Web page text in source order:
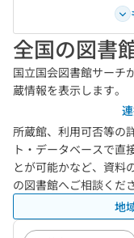
全国の図書
国立国会図書館サーチ
蔵情報を表示します。
所蔵館、利用可否等の
ト・データベースで直
とが可能かなど、資料
の図書館へご相談くだ
地